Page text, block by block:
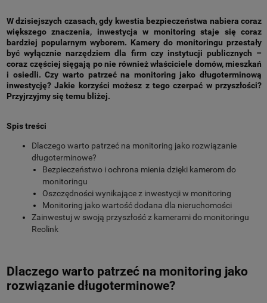
W dzisiejszych czasach, gdy kwestia bezpieczeństwa nabiera coraz
większego znaczenia, inwestycja w monitoring staje się coraz
bardziej popularnym wyborem. Kamery do monitoringu przestały
być wyłącznie narzędziem dla firm czy instytucji publicznych –
coraz częściej sięgają po nie również właściciele domów, mieszkań
i osiedli. Czy warto patrzeć na monitoring jako długoterminową
inwestycję? Jakie korzyści możesz z tego czerpać w przyszłości?
Przyjrzyjmy się temu bliżej.
Spis treści
Dlaczego warto patrzeć na monitoring jako rozwiązanie
długoterminowe?
Bezpieczeństwo i ochrona mienia dzięki kamerom do
monitoringu
Oszczędności wynikające z inwestycji w monitoring
Monitoring jako wartość dodana dla nieruchomości
Zainwestuj w swoją przyszłość z kamerami do monitoringu
Reolink
Dlaczego warto patrzeć na monitoring jako
rozwiązanie długoterminowe?